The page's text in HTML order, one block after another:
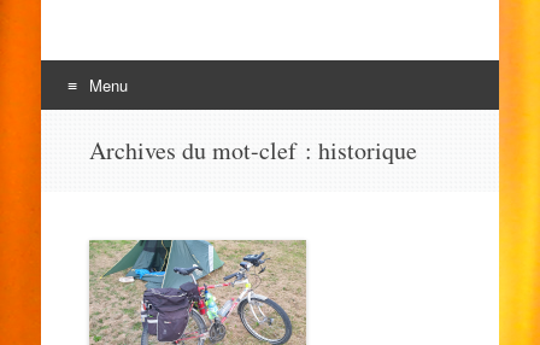
Menu
Archives du mot-clef : historique